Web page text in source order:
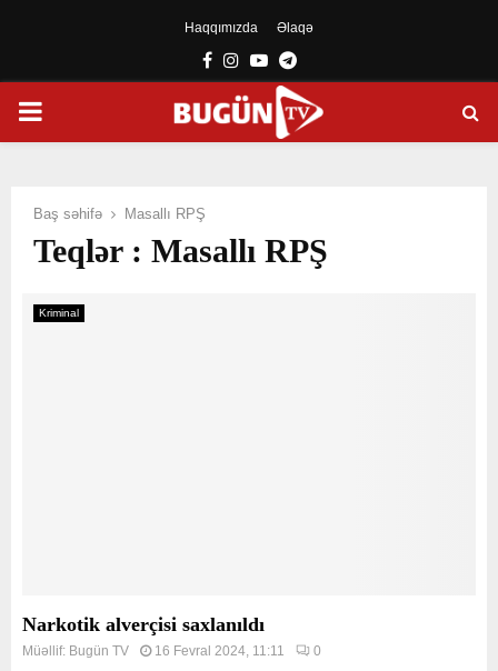
Haqqımızda Əlaqə
Facebook
Instagram
YoutubeTelegram
PRIMARY
Baş səhifə Masallı RPŞ
Teqlər : Masallı RPŞ
Kriminal
Narkotik alverçisi saxlanıldı
Müəllif: Bugün TV 16 Fevral 2024, 11:11 0